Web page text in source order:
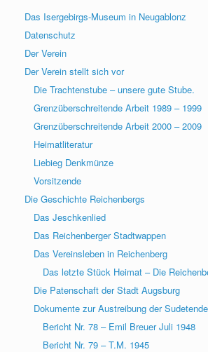
Das Isergebirgs-Museum in Neugablonz
Datenschutz
Der Verein
Der Verein stellt sich vor
Die Trachtenstube – unsere gute Stube.
Grenzüberschreitende Arbeit 1989 – 1999
Grenzüberschreitende Arbeit 2000 – 2009
Heimatliteratur
Liebieg Denkmünze
Vorsitzende
Die Geschichte Reichenbergs
Das Jeschkenlied
Das Reichenberger Stadtwappen
Das Vereinsleben in Reichenberg
Das letzte Stück Heimat – Die
Die Patenschaft der Stadt Augsburg
Dokumente zur Austreibung der
Bericht Nr. 78 – Emil Breuer Juli 1948
Bericht Nr. 79 – T.M. 1945